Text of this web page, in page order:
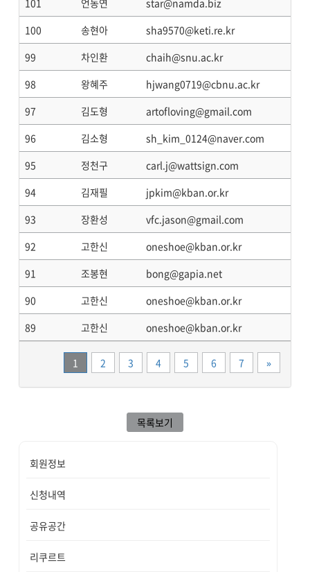
101
언동연 star@namda.biz
100
송현아 sha9570@keti.re.kr
99
차인환 chaih@snu.ac.kr
98
왕혜주 hjwang0719@cbnu.ac.kr
97
김도형 artofloving@gmail.com
96
김소형 sh_kim_0124@naver.com
95
정천구 carl.j@wattsign.com
94
김재필 jpkim@kban.or.kr
93
장환성 vfc.jason@gmail.com
92
고한신 oneshoe@kban.or.kr
91
조봉현 bong@gapia.net
90
고한신 oneshoe@kban.or.kr
89
고한신 oneshoe@kban.or.kr
1 2 3 4 5 6 7 »끝
목록보기
회원정보
신청내역
공유공간
리쿠르트